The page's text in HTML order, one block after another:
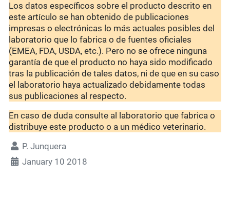
Los datos específicos sobre el producto descrito en
este artículo se han obtenido de publicaciones
impresas o electrónicas lo más actuales posibles del
laboratorio que lo fabrica o de fuentes oficiales
(EMEA, FDA, USDA, etc.). Pero no se ofrece ninguna
garantía de que el producto no haya sido modificado
tras la publicación de tales datos, ni de que en su caso
el laboratorio haya actualizado debidamente todas
sus publicaciones al respecto.
En caso de duda consulte al laboratorio que fabrica o
distribuye este producto o a un médico veterinario.
P. Junquera
January 10 2018